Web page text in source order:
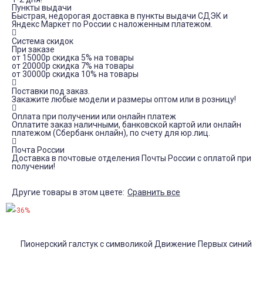
Пункты выдачи
Быстрая, недорогая доставка в пункты выдачи СДЭК и
Яндекс Маркет по России с наложенным платежом.
Система скидок
При заказе
от 15000р скидка 5% на товары
от 20000р скидка 7% на товары
от 30000р скидка 10% на товары
Поставки под заказ.
Закажите любые модели и размеры оптом или в розницу!
Оплата при получении или онлайн платеж
Оплатите заказ наличными, банковской картой или онлайн
платежом (Сбербанк онлайн), по счету для юр.лиц.
Почта России
Доставка в почтовые отделения Почты России с оплатой при
получении!
Другие товары в этом цвете: Сравнить все
-36%